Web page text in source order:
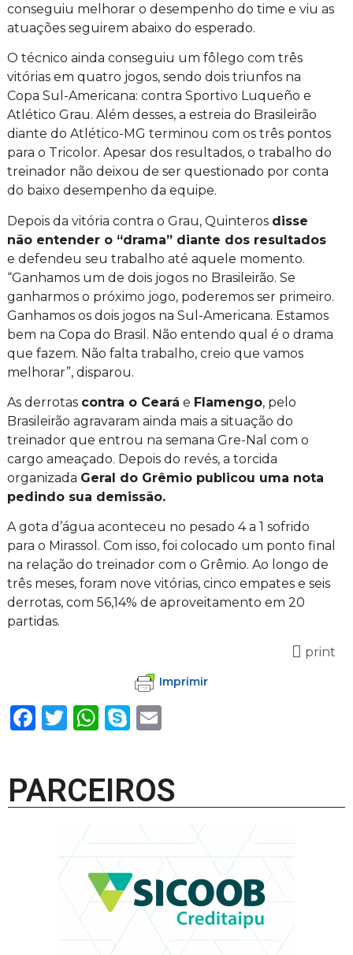
conseguiu melhorar o desempenho do time e viu as
atuações seguirem abaixo do esperado.
O técnico ainda conseguiu um fôlego com três
vitórias em quatro jogos, sendo dois triunfos na
Copa Sul-Americana: contra Sportivo Luqueño e
Atlético Grau. Além desses, a estreia do Brasileirão
diante do Atlético-MG terminou com os três pontos
para o Tricolor. Apesar dos resultados, o trabalho do
treinador não deixou de ser questionado por conta
do baixo desempenho da equipe.
Depois da vitória contra o Grau, Quinteros disse
não entender o “drama” diante dos resultados
e defendeu seu trabalho até aquele momento.
“Ganhamos um de dois jogos no Brasileirão. Se
ganharmos o próximo jogo, poderemos ser primeiro.
Ganhamos os dois jogos na Sul-Americana. Estamos
bem na Copa do Brasil. Não entendo qual é o drama
que fazem. Não falta trabalho, creio que vamos
melhorar”, disparou.
As derrotas contra o Ceará e Flamengo, pelo
Brasileirão agravaram ainda mais a situação do
treinador que entrou na semana Gre-Nal com o
cargo ameaçado. Depois do revés, a torcida
organizada Geral do Grêmio publicou uma nota
pedindo sua demissão.
A gota d’água aconteceu no pesado 4 a 1 sofrido
para o Mirassol. Com isso, foi colocado um ponto final
na relação do treinador com o Grêmio. Ao longo de
três meses, foram nove vitórias, cinco empates e seis
derrotas, com 56,14% de aproveitamento em 20
partidas.
print
Imprimir
Facebook
Twitter
WhatsApp
SkypeEmail
PARCEIROS